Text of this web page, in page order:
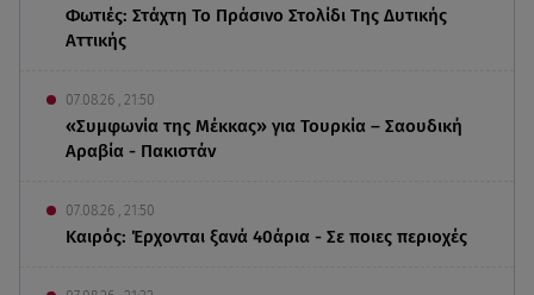
Φωτιές: Στάχτη Το Πράσινο Στολίδι Της Δυτικής
Αττικής
07.08.26 , 21:50
«Συμφωνία της Μέκκας» για Τουρκία – Σαουδική
Αραβία - Πακιστάν
07.08.26 , 21:50
Καιρός: Έρχονται ξανά 40άρια - Σε ποιες περιοχές